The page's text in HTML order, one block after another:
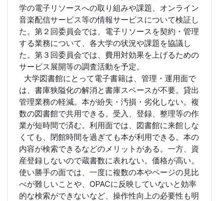
学の電子リソースへの取り組みや課題、オンライン
音楽配信サービス等の情報サービスについて検証し
た。第２回委員会では、電子リソースを契約・管理
する業務について、各大学の状況や課題を協議し
た。第３回委員会では、費用対効果を上げるための
サービス展開等の調査活動を予定。
大学図書館にとって電子書籍は、管理・運用面で
は、書庫狭隘化の解消と書庫スペースが不要。貸出
管理業務の軽減。本が紛失・汚損・劣化しない。複
数の図書館で共用できる。受入、登録、整理等の作
業が短時間で済む。利用面では、図書館に来館しな
くても、閉館時間を過ぎても本が利用できる。本の
内容が検索できるなどのメリットがある。一方、資
産登録しないので蔵書数に表れない。価格が高い。
使い勝手の面では、一度に複数の本やページの見比
べが難しいことや、OPACに反映していないと効率
的な検索ができないなど、操作性向上の必要性も明